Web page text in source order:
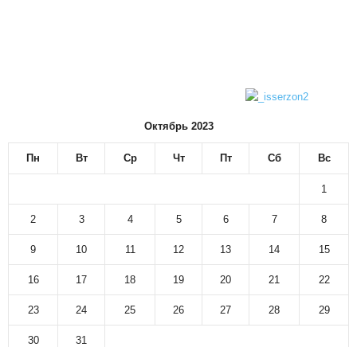
Октябрь 2023
Пн Вт Ср Чт Пт Сб Вс
1
2 3 4 5 6 7 8
9 10 11 12 13 14 15
16 17 18 19 20 21 22
23 24 25 26 27 28 29
30
31